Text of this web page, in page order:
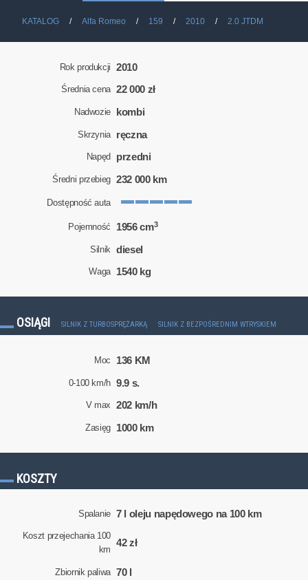
KATALOG Alfa Romeo 159 2010 2.0 JTDM
Rok produkcji 2010
Średnia cena 22 000 zł
Nadwozie kombi
Skrzynia ręczna
Napęd przedni
Średni przebieg 232 000 km
Dostępność auta
Pojemność 1956 cm3
Silnik diesel
Waga 1540 kg
OSIĄGI SILNIK Z TURBOSPRĘŻARKĄ SILNIK Z BEZPOŚREDNIM WTRYSKIEM
Moc 136 KM
0-100 km/h 9.9 s.
V max 202 km/h
Zasięg 1000 km
KOSZTY
Spalanie 7 l oleju napędowego na 100 km
Koszt przejechania 100
km
42 zł
Zbiornik paliwa 70 l